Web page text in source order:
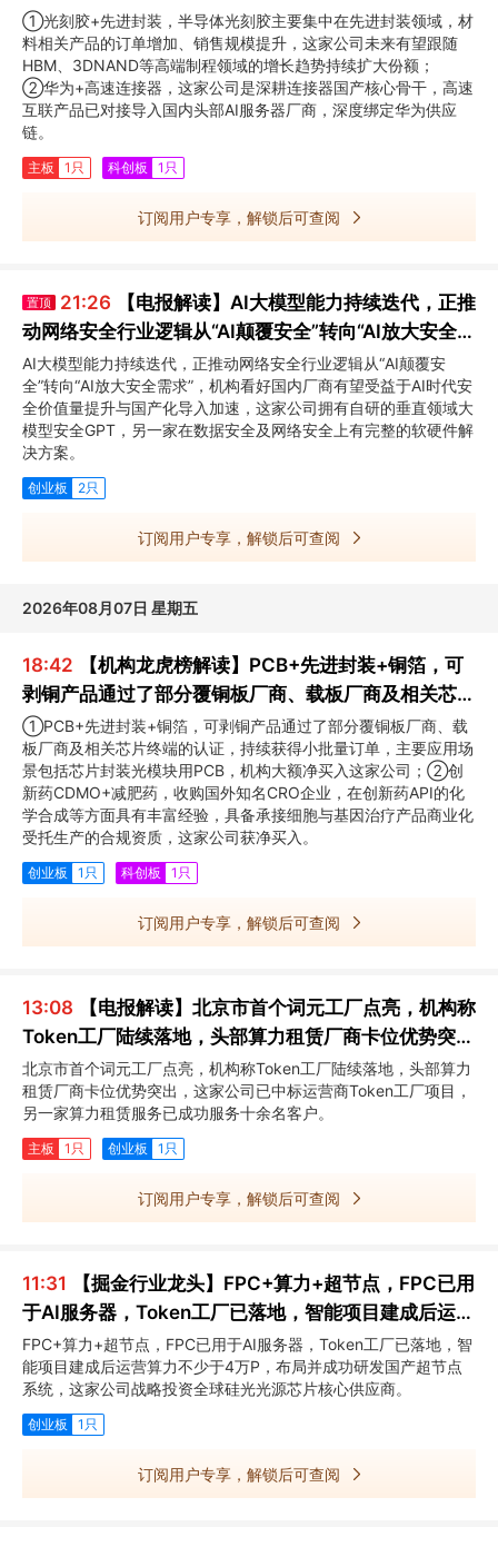
品的订单增加、销售规模提升
①光刻胶+先进封装，半导体光刻胶主要集中在先进封装领域，材
料相关产品的订单增加、销售规模提升，这家公司未来有望跟随
HBM、3DNAND等高端制程领域的增长趋势持续扩大份额；
②华为+高速连接器，这家公司是深耕连接器国产核心骨干，高速
互联产品已对接导入国内头部AI服务器厂商，深度绑定华为供应
链。
主板 1只 科创板 1只
订阅用户专享，解锁后可查阅
置顶 21:26
【电报解读】AI大模型能力持续迭代，正推
动网络安全行业逻辑从“AI颠覆安全”转向“AI放大安全需
求”，这家公司拥有自研的垂直领域大模型安全GPT
AI大模型能力持续迭代，正推动网络安全行业逻辑从“AI颠覆安
全”转向“AI放大安全需求”，机构看好国内厂商有望受益于AI时代安
全价值量提升与国产化导入加速，这家公司拥有自研的垂直领域大
模型安全GPT，另一家在数据安全及网络安全上有完整的软硬件解
决方案。
创业板 2只
订阅用户专享，解锁后可查阅
2026年08月07日 星期五
18:42
【机构龙虎榜解读】PCB+先进封装+铜箔，可
剥铜产品通过了部分覆铜板厂商、载板厂商及相关芯片
终端的认证，持续获得小批量订单，主要应用场景包括
芯片封装光模块用PCB，机构大额净买入这家公司
①PCB+先进封装+铜箔，可剥铜产品通过了部分覆铜板厂商、载
板厂商及相关芯片终端的认证，持续获得小批量订单，主要应用场
景包括芯片封装光模块用PCB，机构大额净买入这家公司；②创
新药CDMO+减肥药，收购国外知名CRO企业，在创新药API的化
学合成等方面具有丰富经验，具备承接细胞与基因治疗产品商业化
受托生产的合规资质，这家公司获净买入。
创业板 1只 科创板 1只
订阅用户专享，解锁后可查阅
13:08
【电报解读】北京市首个词元工厂点亮，机构称
Token工厂陆续落地，头部算力租赁厂商卡位优势突
出，这家公司已中标运营商Token工厂项目
北京市首个词元工厂点亮，机构称Token工厂陆续落地，头部算力
租赁厂商卡位优势突出，这家公司已中标运营商Token工厂项目，
另一家算力租赁服务已成功服务十余名客户。
主板 1只 创业板 1只
订阅用户专享，解锁后可查阅
11:31
【掘金行业龙头】FPC+算力+超节点，FPC已用
于AI服务器，Token工厂已落地，智能项目建成后运营
算力不少于4万P，这家公司布局并成功研发国产超节
点系统
FPC+算力+超节点，FPC已用于AI服务器，Token工厂已落地，智
能项目建成后运营算力不少于4万P，布局并成功研发国产超节点
系统，这家公司战略投资全球硅光光源芯片核心供应商。
创业板 1只
订阅用户专享，解锁后可查阅